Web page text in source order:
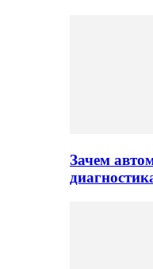
Зачем